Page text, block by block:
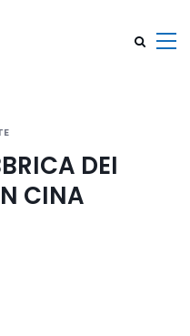
DEI
CINA